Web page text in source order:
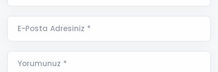
E-Posta Adresiniz *
Yorumunuz *